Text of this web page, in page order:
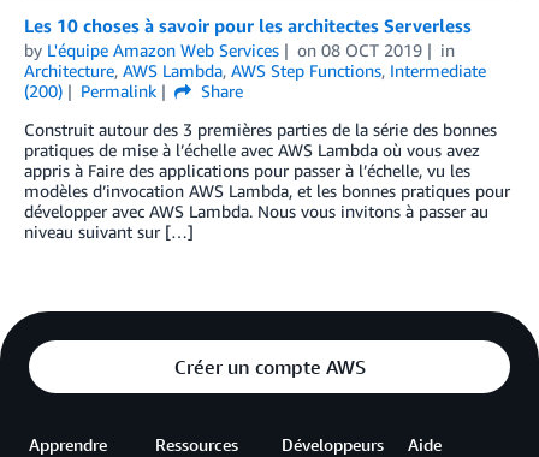
Les 10 choses à savoir pour les architectes Serverless
by L'équipe Amazon Web Services on 08 OCT 2019
in
Architecture, AWS Lambda, AWS Step Functions, Intermediate
(200)
Permalink
Share
Construit autour des 3 premières parties de la série des bonnes
pratiques de mise à l’échelle avec AWS Lambda où vous avez
appris à Faire des applications pour passer à l’échelle, vu les
modèles d’invocation AWS Lambda, et les bonnes pratiques pour
développer avec AWS Lambda. Nous vous invitons à passer au
niveau suivant sur […]
Créer un compte AWS
Apprendre Ressources Développeurs Aide